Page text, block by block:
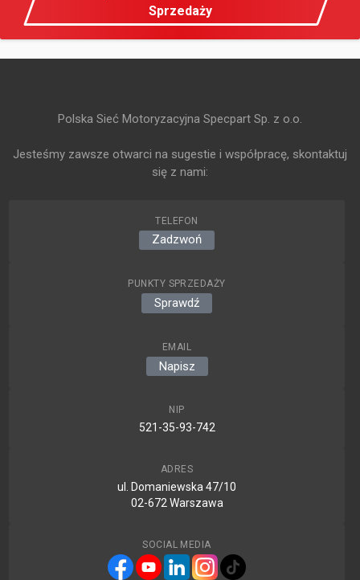
Sprzedaży
Polska Sieć Motoryzacyjna Specpart Sp. z o.o.
Jesteśmy zawsze otwarci na sugestie i współpracę, skontaktuj
się z nami:
TELEFON
Zadzwoń
PUNKTY SPRZEDAŻY
Sprawdź
EMAIL
Napisz
NIP
521-35-93-742
ADRES
ul. Domaniewska 47/10
02-672 Warszawa
SOCIAL MEDIA